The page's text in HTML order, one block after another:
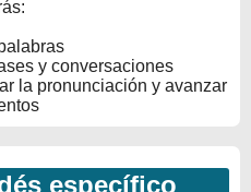
y conversaciones
la pronunciación y avanzar
específico